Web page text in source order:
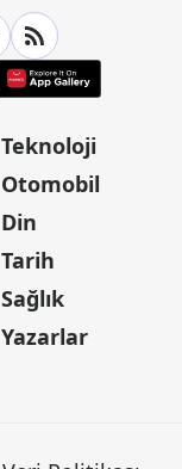
Teknoloji
Otomobil
Din
Tarih
Sağlık
Yazarlar